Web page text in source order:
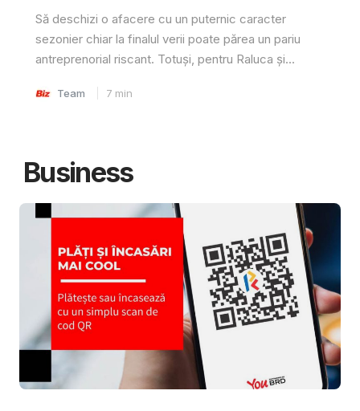
Să deschizi o afacere cu un puternic caracter
sezonier chiar la finalul verii poate părea un pariu
antreprenorial riscant. Totuși, pentru Raluca și...
Team 7 min
Business